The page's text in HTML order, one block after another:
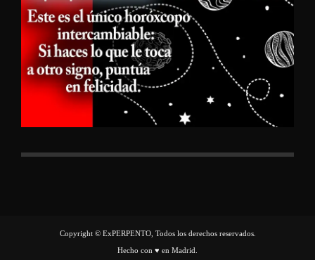
Copyright © ExPERPENTO, Todos los derechos reservados.
Hecho con ♥ en Madrid.